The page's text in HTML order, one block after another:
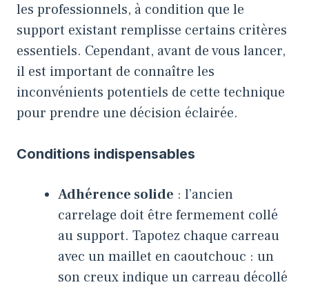
les professionnels, à condition que le
support existant remplisse certains critères
essentiels. Cependant, avant de vous lancer,
il est important de connaître les
inconvénients potentiels de cette technique
pour prendre une décision éclairée.
Conditions indispensables
Adhérence solide : l’ancien
carrelage doit être fermement collé
au support. Tapotez chaque carreau
avec un maillet en caoutchouc : un
son creux indique un carreau décollé